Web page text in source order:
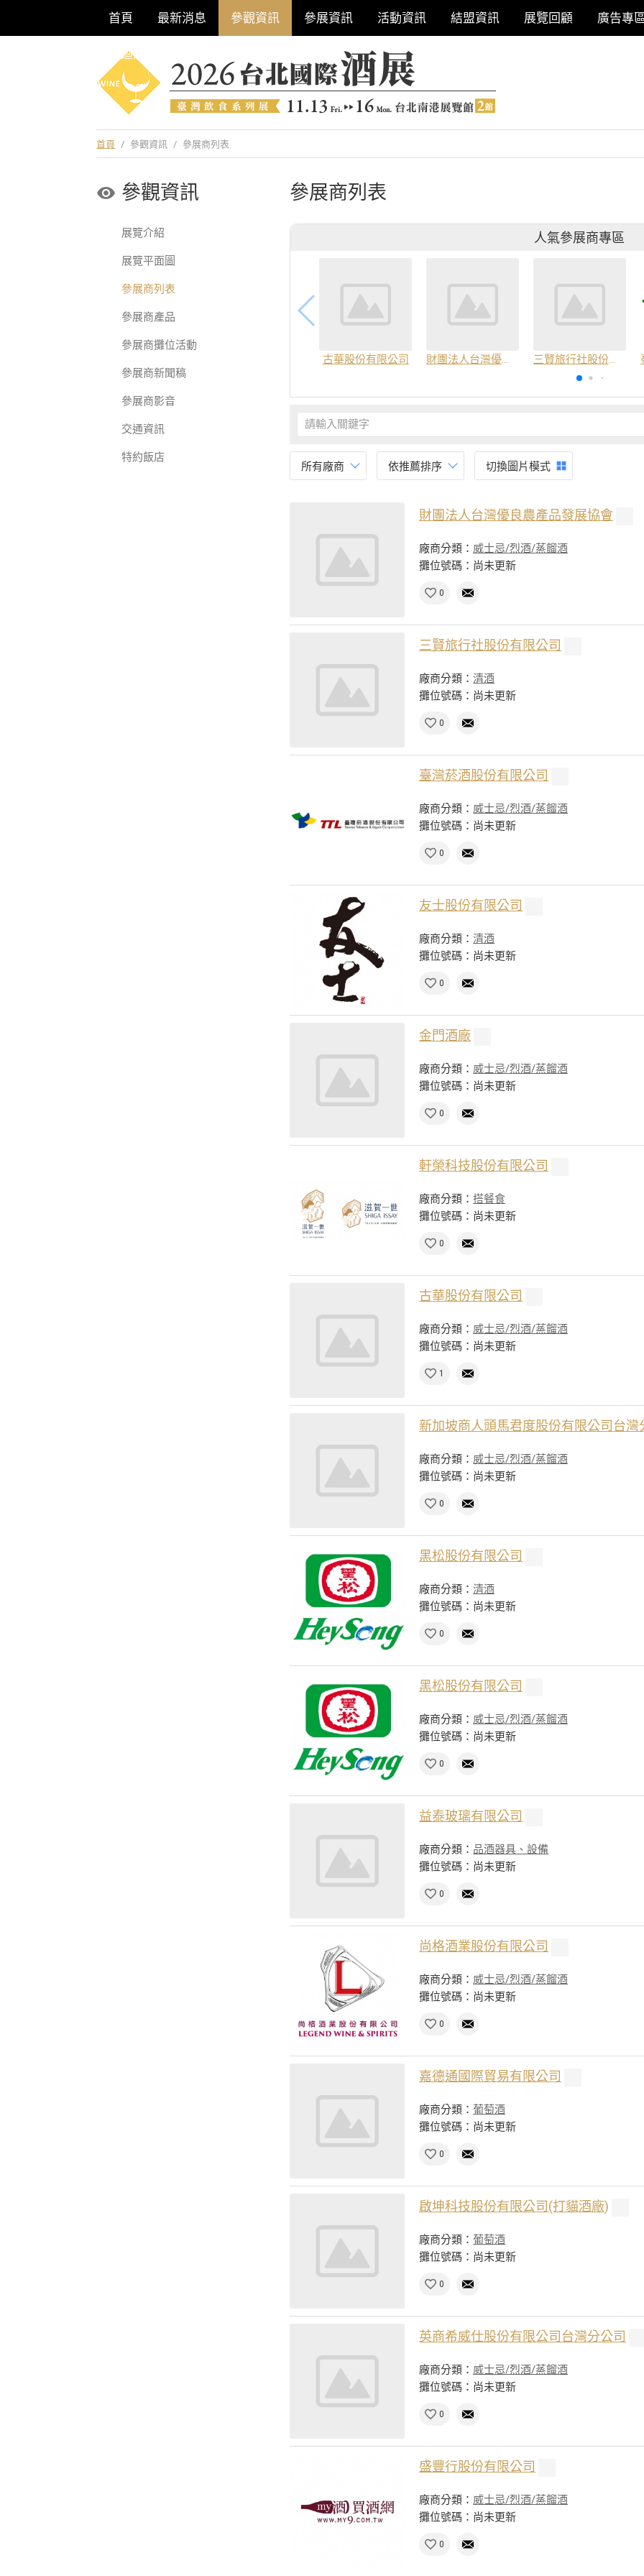
首頁 最新消息 參觀資訊 參展資訊 活動資訊 結盟資訊 展覽回顧 廣告專
巡迴酒展系列
首頁 / 參觀資訊 / 參展商列表
參觀資訊
展覽介紹
展覽平面圖
參展商列表
參展商產品
參展商攤位活動
參展商新聞稿
參展商影音
交通資訊
特約飯店
參展商列表
人氣參展商專區
古華股份有限公司 財團法人台灣優良農產品發展協會 三賢旅行社股份有限公司
所有廠商 依推薦排序 切換圖片模式
財團法人台灣優良農產品發展協會
廠商分類： 威士忌/烈酒/蒸餾酒
攤位號碼：尚未更新
0
三賢旅行社股份有限公司
廠商分類：清酒
攤位號碼：尚未更新
0
臺灣菸酒股份有限公司
廠商分類： 威士忌/烈酒/蒸餾酒
攤位號碼：尚未更新
0
友士股份有限公司
廠商分類：清酒
攤位號碼：尚未更新
0
金門酒廠
廠商分類： 威士忌/烈酒/蒸餾酒
攤位號碼：尚未更新
0
軒榮科技股份有限公司
廠商分類：搭餐食
攤位號碼：尚未更新
0
古華股份有限公司
廠商分類： 威士忌/烈酒/蒸餾酒
攤位號碼：尚未更新
1
新加坡商人頭馬君度股份有限公司台灣
廠商分類： 威士忌/烈酒/蒸餾酒
攤位號碼：尚未更新
0
黑松股份有限公司
廠商分類：清酒
攤位號碼：尚未更新
0
黑松股份有限公司
廠商分類： 威士忌/烈酒/蒸餾酒
攤位號碼：尚未更新
0
益泰玻璃有限公司
廠商分類： 品酒器具、設備
攤位號碼：尚未更新
0
尚格酒業股份有限公司
廠商分類： 威士忌/烈酒/蒸餾酒
攤位號碼：尚未更新
0
嘉德通國際貿易有限公司
廠商分類：葡萄酒
攤位號碼：尚未更新
0
啟坤科技股份有限公司(打貓酒廠)
廠商分類：葡萄酒
攤位號碼：尚未更新
0
英商希威仕股份有限公司台灣分公司
廠商分類： 威士忌/烈酒/蒸餾酒
攤位號碼：尚未更新
0
盛豐行股份有限公司
廠商分類： 威士忌/烈酒/蒸餾酒
攤位號碼：尚未更新
0